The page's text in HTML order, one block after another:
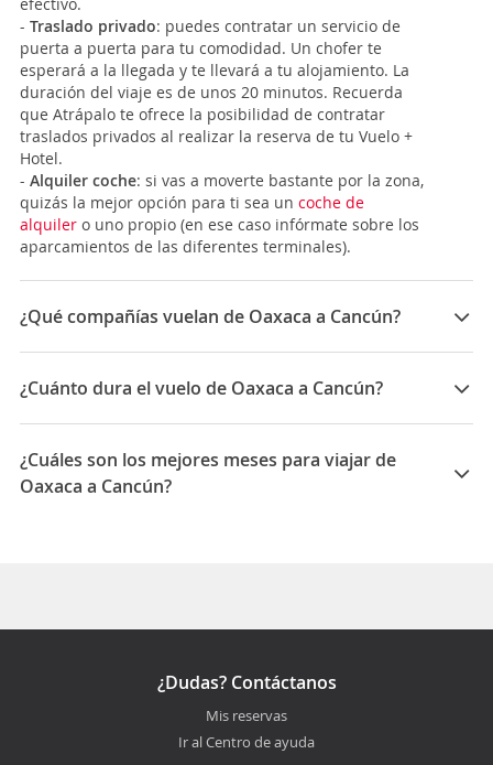
efectivo.
- Traslado privado: puedes contratar un servicio de
puerta a puerta para tu comodidad. Un chofer te
esperará a la llegada y te llevará a tu alojamiento. La
duración del viaje es de unos 20 minutos. Recuerda
que Atrápalo te ofrece la posibilidad de contratar
traslados privados al realizar la reserva de tu Vuelo +
Hotel.
- Alquiler coche: si vas a moverte bastante por la zona,
quizás la mejor opción para ti sea un coche de
alquiler o uno propio (en ese caso infórmate sobre los
aparcamientos de las diferentes terminales).
¿Qué compañías vuelan de Oaxaca a Cancún?
Las compañías que vuelan de Oaxaca a Cancún son:
Interjet, Aeromexico, Volaris, Aeromar Airlines, Hahn
Air Businessline
¿Cuánto dura el vuelo de Oaxaca a Cancún?
La duración media para viajar entre Oaxaca y Cancún
es 05:10
¿Cuáles son los mejores meses para viajar de
Oaxaca a Cancún?
¿Dudas? Contáctanos
Mis reservas
Ir al Centro de ayuda